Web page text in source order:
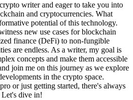
writer and eager to take you into
and cryptocurrencies. What
potential of this technology.
new use cases for blockchain
finance (DeFi) to non-fungible
are endless. As a writer, my goal is
concepts and make them accessible
join me on this journey as we explore
in the crypto space.
or just getting started, there's always
Let's dive in!